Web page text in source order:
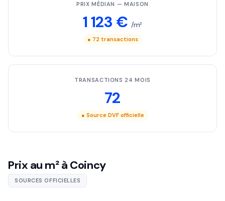
PRIX MÉDIAN — MAISON
1 123 € /m²
● 72 transactions
TRANSACTIONS 24 MOIS
72
● Source DVF officielle
Prix au m² à Coincy
SOURCES OFFICIELLES